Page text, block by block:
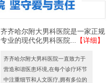
齐齐哈尔附大男科医院是一家正规
专业的现代化男科医院...
【详细】
齐齐哈尔附大男科医院一直致力于
营造和谐医患环境,在每个诊疗环节
中注重细节和人文医疗,拥有多位的